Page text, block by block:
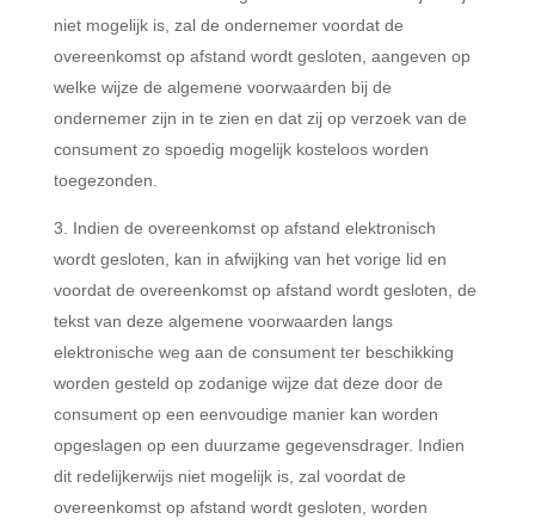
niet mogelijk is, zal de ondernemer voordat de
overeenkomst op afstand wordt gesloten, aangeven op
welke wijze de algemene voorwaarden bij de
ondernemer zijn in te zien en dat zij op verzoek van de
consument zo spoedig mogelijk kosteloos worden
toegezonden.
Indien de overeenkomst op afstand elektronisch
wordt gesloten, kan in afwijking van het vorige lid en
voordat de overeenkomst op afstand wordt gesloten, de
tekst van deze algemene voorwaarden langs
elektronische weg aan de consument ter beschikking
worden gesteld op zodanige wijze dat deze door de
consument op een eenvoudige manier kan worden
opgeslagen op een duurzame gegevensdrager. Indien
dit redelijkerwijs niet mogelijk is, zal voordat de
overeenkomst op afstand wordt gesloten, worden